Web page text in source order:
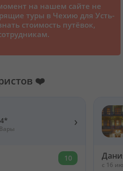
туристов
на нашем сайте не
туры в Чехию для Усть-
стоимость путёвок,
❤️
›
10
c 16